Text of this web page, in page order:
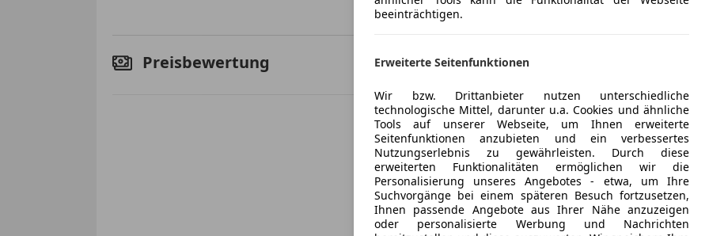
Apple
Bluetooth
DAB-Radio
Radio
Wir finden auch die passende Versicherung für
Gebrauchtwagen.
Unsere Verkäufer freuen sich, Sie telefonisch,
139 begrüßen zu dürfen.
Irrtümer, Zwischenverkauf, Satz- und Druckfehler
Mehr anzeigen
Preisbewertung Mehr anzeigen
beeinträchtigen.
Erweiterte Seitenfunktionen
Wir bzw. Drittanbieter nutzen unterschiedliche
technologische Mittel, darunter u.a. Cookies und ähnliche
Tools auf unserer Webseite, um Ihnen erweiterte
Seitenfunktionen anzubieten und ein verbessertes
Nutzungserlebnis zu gewährleisten. Durch diese
erweiterten Funktionalitäten ermöglichen wir die
Personalisierung unseres Angebotes - etwa, um Ihre
Suchvorgänge bei einem späteren Besuch fortzusetzen,
Ihnen passende Angebote aus Ihrer Nähe anzuzeigen
oder personalisierte Werbung und Nachrichten